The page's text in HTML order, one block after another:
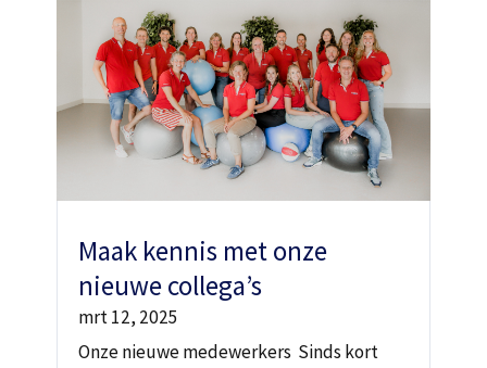
Maak kennis met onze
nieuwe collega’s
mrt 12, 2025
Onze nieuwe medewerkers Sinds kort